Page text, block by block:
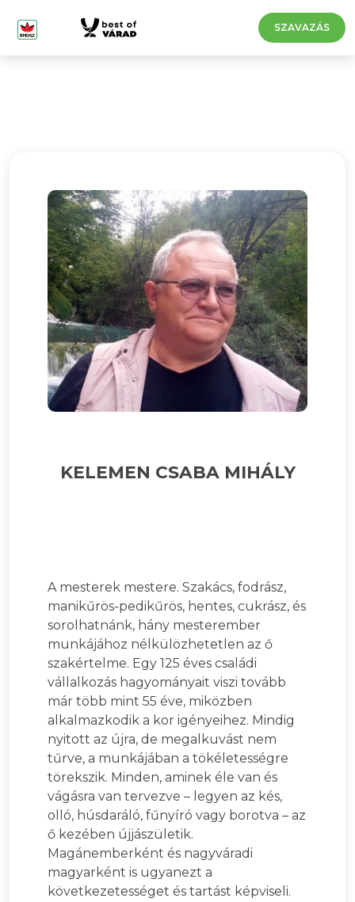
SZAVAZÁS
KELEMEN CSABA MIHÁLY
A mesterek mestere. Szakács, fodrász,
manikűrös-pedikűrös, hentes, cukrász, és
sorolhatnánk, hány mesterember
munkájához nélkülözhetetlen az ő
szakértelme. Egy 125 éves családi
vállalkozás hagyományait viszi tovább
már több mint 55 éve, miközben
alkalmazkodik a kor igényeihez. Mindig
nyitott az újra, de megalkuvást nem
tűrve, a munkájában a tökéletességre
törekszik. Minden, aminek éle van és
vágásra van tervezve – legyen az kés,
olló, húsdaráló, fűnyíró vagy borotva – az
ő kezében újjászületik.
Magánemberként és nagyváradi
magyarként is ugyanezt a
következetességet és tartást képviseli.